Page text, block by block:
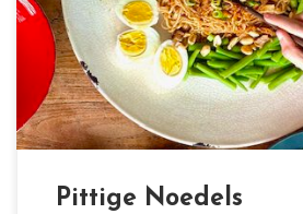
[…]
Pittige Noedels